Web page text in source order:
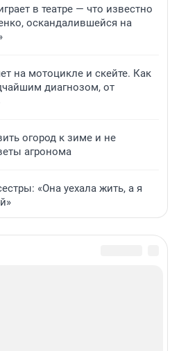
в театре — что известно
оскандалившейся на
на мотоцикле и скейте. Как
диагнозом, от
огород к зиме и не
агронома
«Она уехала жить, а я